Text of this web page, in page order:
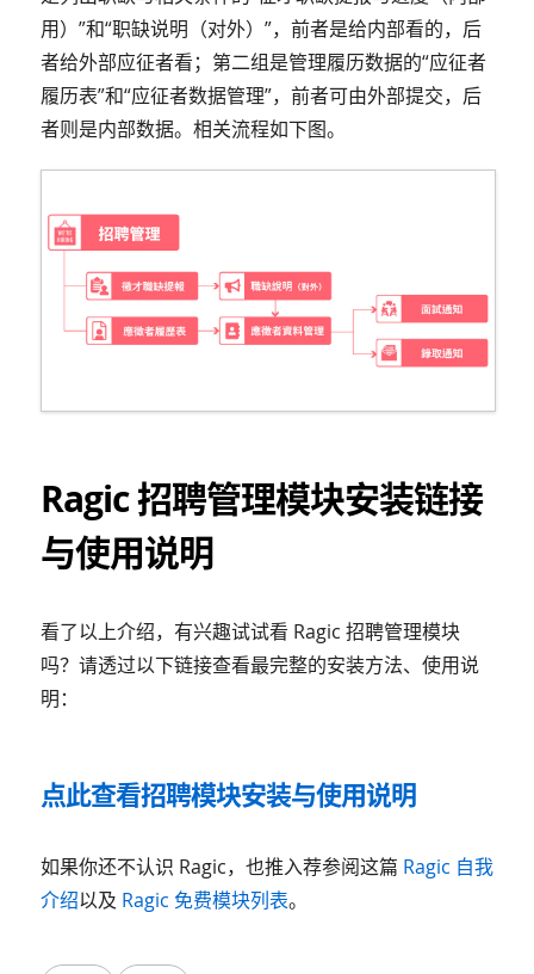
用）”和“职缺说明（对外）”，前者是给内部看的，后
者给外部应征者看；第二组是管理履历数据的“应征者
履历表”和“应征者数据管理”，前者可由外部提交，后
者则是内部数据。相关流程如下图。
Ragic 招聘管理模块安装链接
与使用说明
看了以上介绍，有兴趣试试看 Ragic 招聘管理模块
吗？请透过以下链接查看最完整的安装方法、使用说
明：
点此查看招聘模块安装与使用说明
如果你还不认识 Ragic，也推入荐参阅这篇 Ragic 自我
介绍以及 Ragic 免费模块列表。